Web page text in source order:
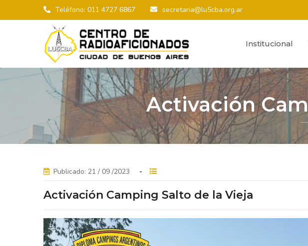
Teléfono: 011 4727 6867 secretaria@lu5cba.org.ar
Institucional
Activación
Publicado: 21 / 09 /2023
Activación Camping Salto de la Vieja